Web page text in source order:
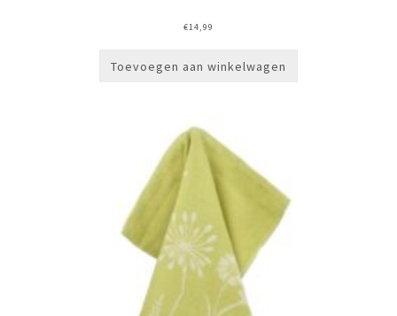
€14,99
Toevoegen aan winkelwagen